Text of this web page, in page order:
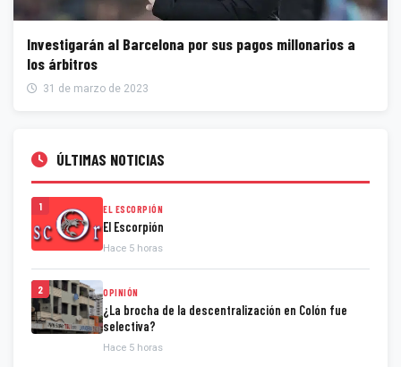
Investigarán al Barcelona por sus pagos millonarios a
los árbitros
31 de marzo de 2023
ÚLTIMAS NOTICIAS
1 EL ESCORPIÓN
El Escorpión
Hace 5 horas
2 OPINIÓN
¿La brocha de la descentralización en Colón fue
selectiva?
Hace 5 horas